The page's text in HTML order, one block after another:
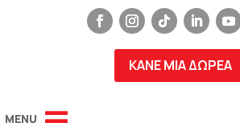
ΚΑΝΕ ΜΙΑ ΔΩΡΕΑ